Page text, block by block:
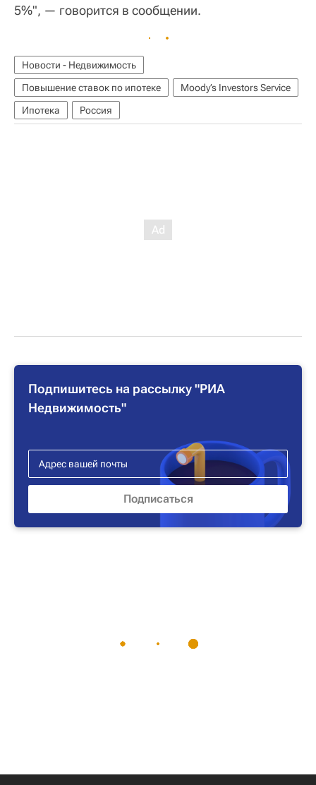
5%", — говорится в сообщении.
Новости - Недвижимость
Повышение ставок по ипотеке
Moody’s Investors Service
Ипотека
Россия
Подпишитесь на рассылку "РИА
Недвижимость"